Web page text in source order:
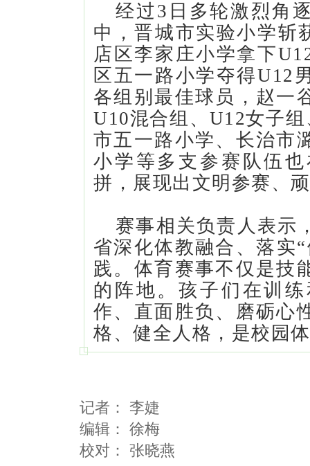
经过3日多轮激烈角
中，晋城市实验小学斩
店区李家庄小学拿下
区五一路小学夺得U12
各组别最佳球员，赵一
U10混合组、U12女子
市五一路小学、长治市
小学等多支参赛队伍
拼，展现出文明参赛、
赛事相关负责人表示
省深化体教融合、落实
践。体育赛事不仅是技
的阵地。孩子们在训
作、直面胜负、磨砺心
格、健全人格，是校园
记者： 李婕
编辑： 徐梅